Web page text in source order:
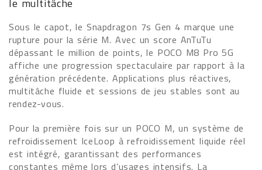
Sous le capot, le Snapdragon 7s Gen 4 marque une
rupture pour la série M. Avec un score AnTuTu
dépassant le million de points, le POCO M8 Pro 5G
affiche une progression spectaculaire par rapport à la
génération précédente. Applications plus réactives,
multitâche fluide et sessions de jeu stables sont au
rendez-vous.
Pour la première fois sur un POCO M, un système de
refroidissement IceLoop à refroidissement liquide réel
est intégré, garantissant des performances
constantes même lors d’usages intensifs. La